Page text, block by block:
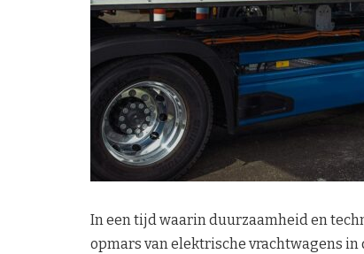
In een tijd waarin duurzaamheid en
opmars van elektrische vrachtwagens